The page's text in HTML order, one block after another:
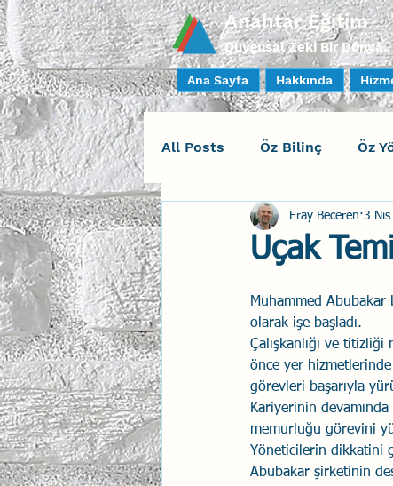
Anahtar Eğitim
Duygusal Zeki Bir Dünya..
Ana Sayfa Hakkında
All Posts Öz Bilinç Öz
Sosyal Bilinç İlişki
İnsan
Duygusal Zeka Koçluğu
İlişki Yönetimi Sun Tzu
Uçak
Eray Beceren 3
Muhammed
olarak işe başladı.
Çalışkanlığı ve titizliği
önce yer
görevleri başarıyla
Kariyerinin devamında
memurluğu görevini
Yöneticilerin dikkatini
Abubakar şirketinin